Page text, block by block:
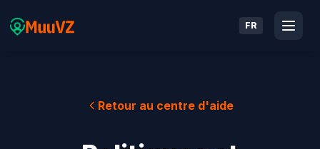
FR
Retour au centre d'aide